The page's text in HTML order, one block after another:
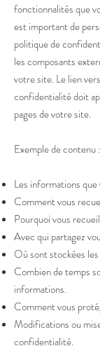
fonctionnalités que
est important de
politique de
les composants
votre site. Le lien
confidentialité doit
pages de votre site.
Exemple de contenu :
Les informations
Comment vous
Pourquoi vous
Avec qui partagez
Où sont stockées
Combien de temps
informations.
Comment vous
Modifications ou
confidentialité.